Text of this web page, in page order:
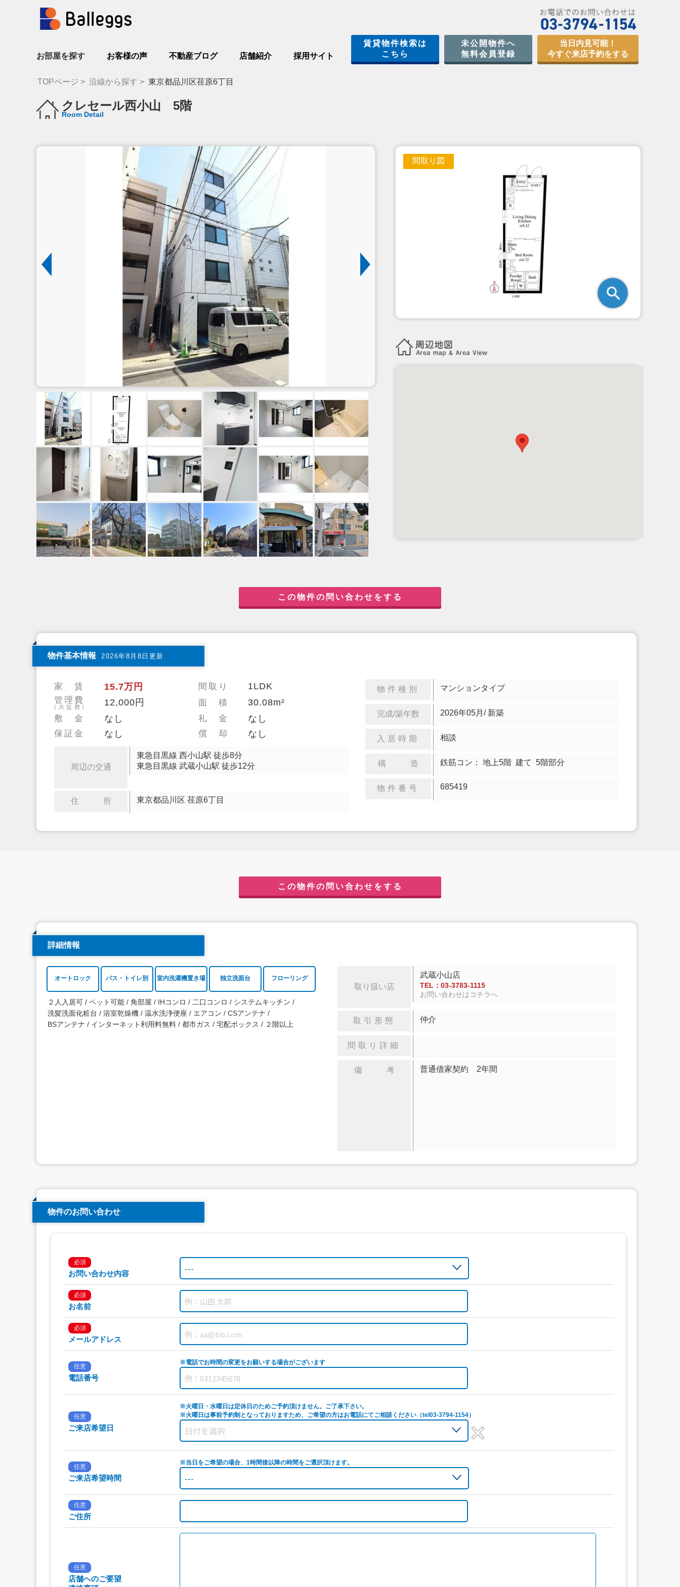
お部屋を探す お客様の声 不動産ブログ 店舗紹介 採用サイト
賃貸物件検索は
こちら
未公開物件へ
無料会員登録
当日内見可能！
今すぐ来店予約をする
TOPページ 沿線から探す 東京都品川区荏原6丁目
クレセール西小山 5階
Room Detail
間取り図
この物件の問い合わせをする
物件基本情報 2026年8月8日更新
家 賃 15.7万円 間取り 1LDK
管理費
(共益費) 12,000円 面 積 30.08m²
敷 金 なし 礼 金 なし
保証金 なし 償 却 なし
周辺の交通
東急目黒線 西小山駅 徒歩8分
東急目黒線 武蔵小山駅 徒歩12分
住 所 東京都品川区 荏原6丁目
物件種別 マンションタイプ
完成/築年数 2026年05月/ 新築
入居時期 相談
構 造 鉄筋コン： 地上5階 建て 5階部分
物件番号 685419
この物件の問い合わせをする
詳細情報
オートロック バス・トイレ別 室内洗濯機置き場 独立洗面台 フローリング
２人入居可 ペット可能 角部屋 IHコンロ 二口コンロ
システムキッチン
洗髪洗面化粧台
浴室乾燥機 温水洗浄便座 エアコン
CSアンテナ
BSアンテナ
インターネット利用料無料 都市ガス 宅配ボックス ２階以上
取り扱い店
武蔵小山店
TEL：03-3783-1115
お問い合わせはコチラへ
取引形態 仲介
間取り詳細
備 考 普通借家契約 2年間
物件のお問い合わせ
必須
お問い合わせ内容
必須
お名前
必須
メールアドレス
任意
電話番号
※電話でお時間の変更をお願いする場合がございます
任意
ご来店希望日
※火曜日・水曜日は定休日のためご予約頂けません。ご了承下さい。
※火曜日は事前予約制となっておりますため、ご希望の方はお電話にてご相談ください（tel03-3794-1154）
任意
ご来店希望時間
※当日をご希望の場合、1時間後以降の時間をご選択頂けます。
任意
ご住所
任意
店舗へのご要望